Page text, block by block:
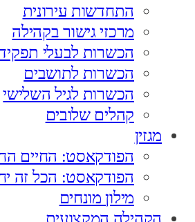
התחדשות עירונית
מרכזי גישור בקהילה
הכשרות לבעלי
הכשרות לתושבים
הכשרות לגיל השלישי
קהלים שלובים
מגזין
הפודקאסט: החיים
הפודקאסט: הכל זה
מילון מונחים